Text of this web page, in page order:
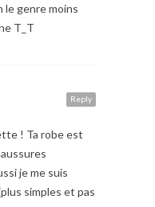
le genre moins
T_T
Reply
! Ta robe est
je me suis
simples et pas